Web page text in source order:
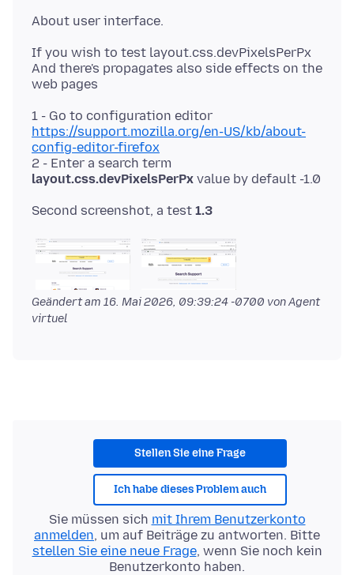
If you wish to test layout.css.devPixelsPerPx
And there's propagates also side effects on the
1 - Go to configuration editor
https://support.mozilla.org/en-US/kb/about-
config-editor-firefox
2 - Enter a search term
layout.css.devPixelsPerPx
Second screenshot, a test 1.3
Geändert am 16. Mai 2026, 09:39:24 -0700 von Agent
virtuel
Stellen Sie eine Frage
Ich habe dieses Problem auch
Sie müssen sich mit Ihrem Benutzerkonto
anmelden, um auf Beiträge zu antworten. Bitte
stellen Sie eine neue Frage, wenn Sie noch kein
Benutzerkonto haben.